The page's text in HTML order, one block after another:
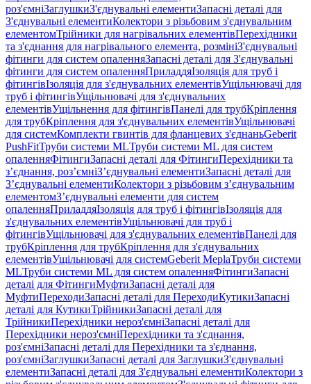
роз'ємніЗаглушкиЗ'єднувальні елементиЗапасні деталі для
З'єднувальні елементиКолектори з різьбовим з'єднувальним
елементомТрійники для нагрівальних елементівПерехідники
та з'єднання для нагрівального елемента, розмініЗ'єднувальні
фітинги для систем опаленняЗапасні деталі для З'єднувальні
фітинги для систем опаленняПриладдяІзоляція для труб і
фітингівІзоляція для з'єднувальних елементівУщільнювачі для
труб і фітингівУщільнювачі для з'єднувальних
елементівУщільнення для фітингівПанелі для трубКріплення
для трубКріплення для з'єднувальних елементівУщільнювачі
для системКомплекти гвинтів для фланцевих з'єднаньGeberit
PushFitТруби системи MLТруби системи ML для систем
опаленняФітингиЗапасні деталі для ФітингиПерехідники та
з’єднання, роз’ємніЗ’єднувальні елементиЗапасні деталі для
З’єднувальні елементиКолектори з різьбовим з’єднувальним
елементомЗ’єднувальні елементи для систем
опаленняПриладдяІзоляція для труб і фітингівІзоляція для
з'єднувальних елементівУщільнювачі для труб і
фітингівУщільнювачі для з'єднувальних елементівПанелі для
трубКріплення для трубКріплення для з'єднувальних
елементівУщільнювачі для системGeberit MeplaТруби системи
MLТруби системи ML для систем опаленняФітингиЗапасні
деталі для ФітингиМуфтиЗапасні деталі для
МуфтиПереходиЗапасні деталі для ПереходиКутикиЗапасні
деталі для КутикиТрійникиЗапасні деталі для
ТрійникиПерехідники нероз'ємніЗапасні деталі для
Перехідники нероз'ємніПерехідники та з'єднання,
роз'ємніЗапасні деталі для Перехідники та з'єднання,
роз'ємніЗаглушкиЗапасні деталі для ЗаглушкиЗ'єднувальні
елементиЗапасні деталі для З'єднувальні елементиКолектори з